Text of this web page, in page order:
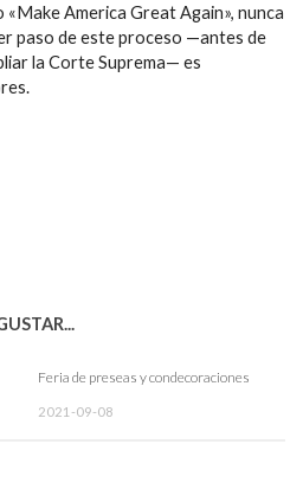
America Great Again», nunca
paso de este proceso —antes de
la Corte Suprema— es
Feria de preseas y condecoraciones
2021-09-08